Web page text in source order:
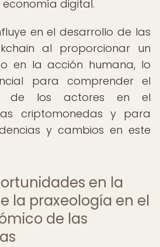
digital.
en el desarrollo de las
al proporcionar un
en la acción humana, lo
para comprender el
de los actores en el
criptomonedas y para
y cambios en este
en la
la praxeología en el
de las